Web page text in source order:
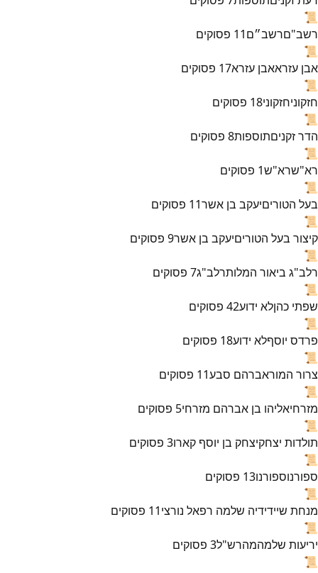
📜
רשב"םרשב״ם11 פסוקים
📜
אבן עזראאבן עזרא17 פסוקים
📜
חזקוניחזקוני18 פסוקים
📜
הדר זקניםתוספות8 פסוקים
📜
רא"שרא"ש1 פסוקים
📜
בעל הטוריםיעקב בן אשר11 פסוקים
📜
קיצור בעל הטוריםיעקב בן אשר9 פסוקים
📜
רלב"ג ביאור המלותרלב"ג7 פסוקים
📜
שפתי כהןלא ידוע42 פסוקים
📜
פרדס יוסףלא ידוע18 פסוקים
📜
צרור המוראברהם סבע11 פסוקים
📜
מזרחיאליהו בן אברהם מזרחי5 פסוקים
📜
תולדות יצחקיצחק בן יוסף קארו3 פסוקים
📜
ספורנוספורנו13 פסוקים
📜
מנחת שיידידיה שלמה רפאל נורצי11 פסוקים
📜
יריעות שלמהמהרש"ל3 פסוקים
📜